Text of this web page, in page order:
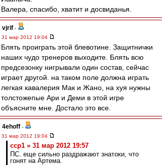
Валера, спасибо, хватит и досвиданья.
vjrif -
31 мар 2012 19:04
Блять проиграть этой блевотине. Защитнички
наших чудо тренеров выходите. Блять всю
предсезонку нигрывали один состав, сейчас
играет другой. на таком поле должна играть
легкая кавалерия Мак и Жано, на хуя нужны
толстожепые Ари и Деми в этой игре
объясните мне. Достало это все.
4ehoff -
31 мар 2012 19:04
ccp1 » 31 мар 2012 19:57
ПС. еще сильно раздражают знатоки, что
гонят на Артема.